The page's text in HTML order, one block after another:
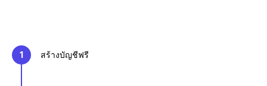
1 สร้างบัญชีฟรี